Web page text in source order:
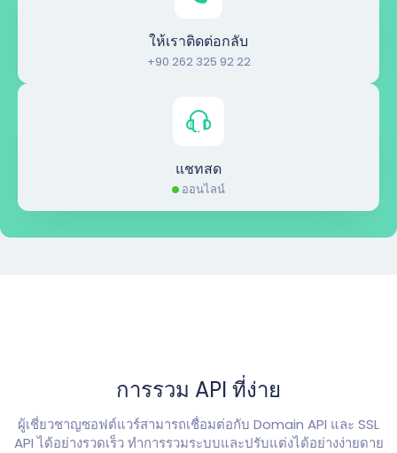
ให้เราติดต่อกลับ
+90 262 325 92 22
แชทสด
ออนไลน์
การรวม API ที่ง่าย
ผู้เชี่ยวชาญซอฟต์แวร์สามารถเชื่อมต่อกับ Domain API และ SSL
API ได้อย่างรวดเร็ว ทำการรวมระบบและปรับแต่งได้อย่างง่ายดาย